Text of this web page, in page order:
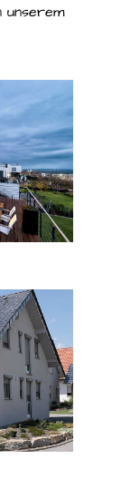
unserem